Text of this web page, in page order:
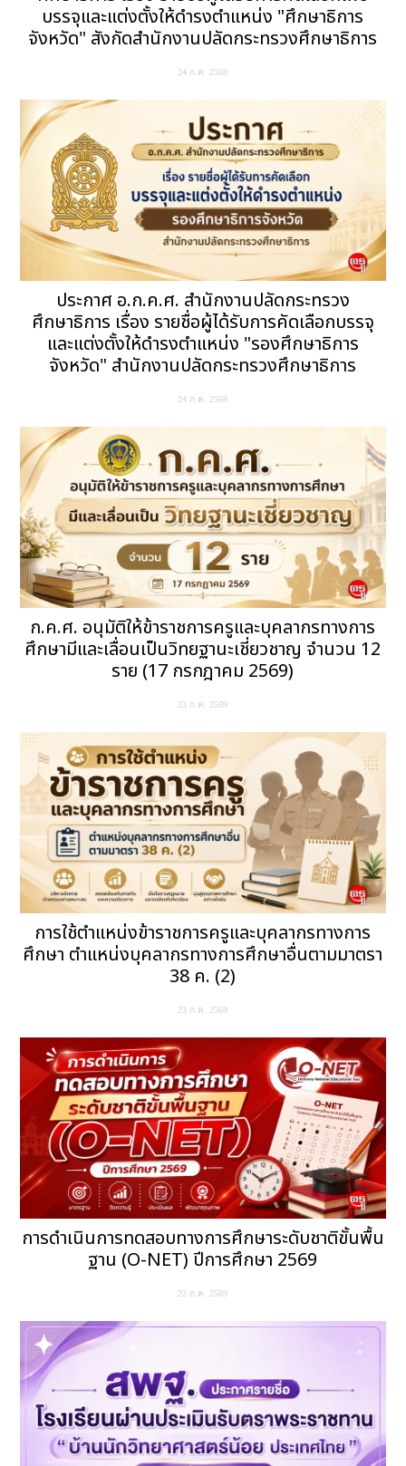
บรรจุและแต่งตั้งให้ดำรงตำแหน่ง "ศึกษาธิการ
จังหวัด" สังกัดสำนักงานปลัดกระทรวงศึกษาธิการ
24 ก.ค. 2569
ประกาศ อ.ก.ค.ศ. สำนักงานปลัดกระทรวง
ศึกษาธิการ เรื่อง รายชื่อผู้ได้รับการคัดเลือกบรรจุ
และแต่งตั้งให้ดำรงตำแหน่ง "รองศึกษาธิการ
จังหวัด" สำนักงานปลัดกระทรวงศึกษาธิการ
24 ก.ค. 2569
ก.ค.ศ. อนุมัติให้ข้าราชการครูและบุคลากรทางการ
ศึกษามีและเลื่อนเป็นวิทยฐานะเชี่ยวชาญ จำนวน 12
ราย (17 กรกฎาคม 2569)
23 ก.ค. 2569
การใช้ตำแหน่งข้าราชการครูและบุคลากรทางการ
ศึกษา ตำแหน่งบุคลากรทางการศึกษาอื่นตามมาตรา
38 ค. (2)
23 ก.ค. 2569
การดำเนินการทดสอบทางการศึกษาระดับชาติขั้นพื้น
ฐาน (O-NET) ปีการศึกษา 2569
22 ก.ค. 2569